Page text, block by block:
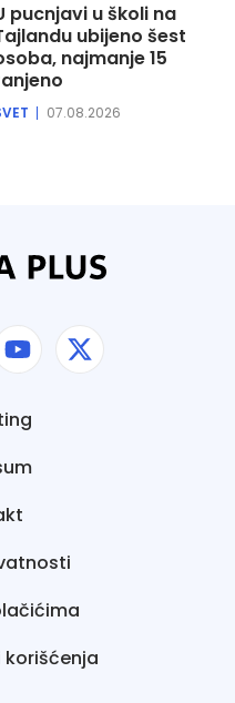
pucnjavi u školi na
ubijeno šest
najmanje 15
07.08.2026
korišćenja